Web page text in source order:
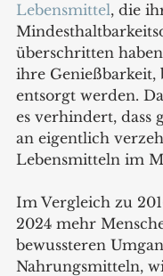
Lebensmittel, die
überschritten
ihre Genießbarkeit,
entsorgt werden.
es verhindert, dass
an eigentlich
Lebensmitteln im
Im Vergleich zu
2024 mehr
bewussteren
Nahrungsmitteln,